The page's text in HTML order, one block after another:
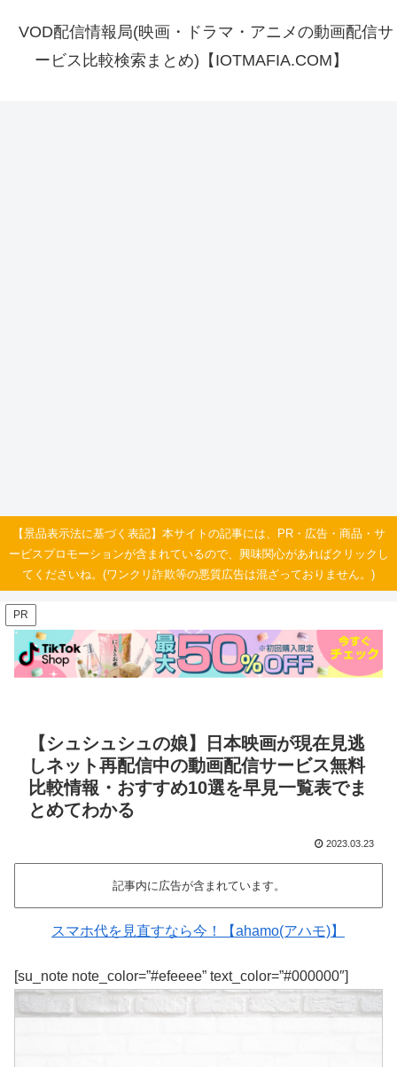
VOD配信情報局(映画・ドラマ・アニメの動画配信サ
ービス比較検索まとめ)【IOTMAFIA.COM】
【景品表示法に基づく表記】本サイトの記事には、PR・広告・商品・サ
ービスプロモーションが含まれているので、興味関心があればクリックし
てくださいね。(ワンクリ詐欺等の悪質広告は混ざっておりません。)
PR
【シュシュシュの娘】日本映画が現在見逃
しネット再配信中の動画配信サービス無料
比較情報・おすすめ10選を早見一覧表でま
とめてわかる
2023.03.23
記事内に広告が含まれています。
スマホ代を見直すなら今！【ahamo(アハモ)】
[su_note note_color=”#efeeee” text_color=”#000000″]